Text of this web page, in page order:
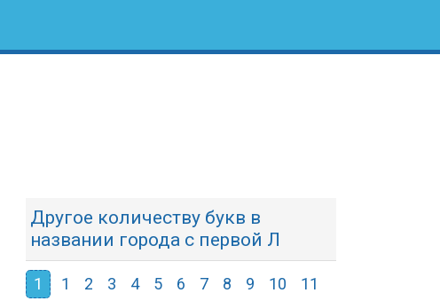
Другое количеству букв в
названии города с первой Л
1 1 2 3 4 5 6 7 8 9 10
11